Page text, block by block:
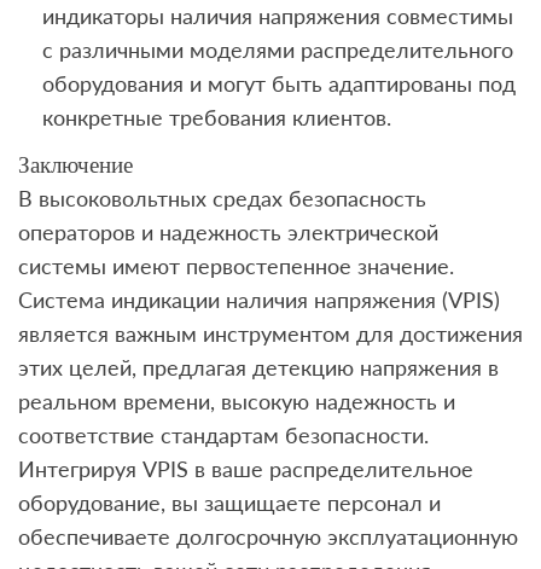
индикаторы наличия напряжения совместимы
с различными моделями распределительного
оборудования и могут быть адаптированы под
конкретные требования клиентов.
Заключение
В высоковольтных средах безопасность
операторов и надежность электрической
системы имеют первостепенное значение.
Система индикации наличия напряжения (VPIS)
является важным инструментом для достижения
этих целей, предлагая детекцию напряжения в
реальном времени, высокую надежность и
соответствие стандартам безопасности.
Интегрируя VPIS в ваше распределительное
оборудование, вы защищаете персонал и
обеспечиваете долгосрочную эксплуатационную